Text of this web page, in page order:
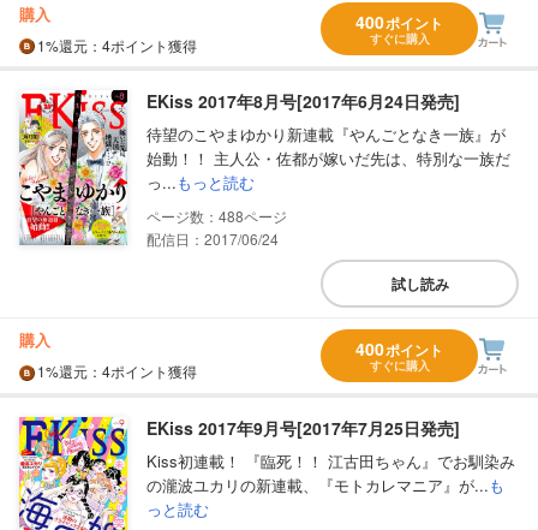
購入
1%還元 ：4ポイント獲得
400ポイント
すぐに購入
EKiss 2017年8月号[2017年6月24日発売]
待望のこやまゆかり新連載『やんごとなき一族』が
始動！！ 主人公・佐都が嫁いだ先は、特別な一族だ
っ...もっと読む
488
配信日：2017/06/24
試し読み
購入
1%還元 ：4ポイント獲得
400ポイント
すぐに購入
EKiss 2017年9月号[2017年7月25日発売]
Kiss初連載！ 『臨死！！ 江古田ちゃん』でお馴染み
の瀧波ユカリの新連載、『モトカレマニア』が...も
っと読む